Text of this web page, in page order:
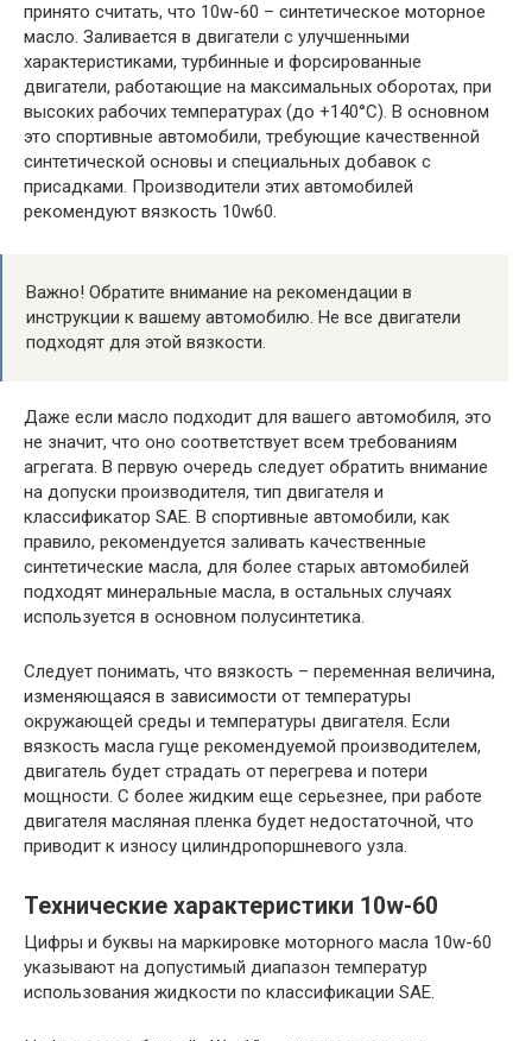
принято считать, что 10w-60 – синтетическое моторное
масло. Заливается в двигатели с улучшенными
характеристиками, турбинные и форсированные
двигатели, работающие на максимальных оборотах, при
высоких рабочих температурах (до +140°С). В основном
это спортивные автомобили, требующие качественной
синтетической основы и специальных добавок с
присадками. Производители этих автомобилей
рекомендуют вязкость 10w60.
Важно! Обратите внимание на рекомендации в
инструкции к вашему автомобилю. Не все двигатели
подходят для этой вязкости.
Даже если масло подходит для вашего автомобиля, это
не значит, что оно соответствует всем требованиям
агрегата. В первую очередь следует обратить внимание
на допуски производителя, тип двигателя и
классификатор SAE. В спортивные автомобили, как
правило, рекомендуется заливать качественные
синтетические масла, для более старых автомобилей
подходят минеральные масла, в остальных случаях
используется в основном полусинтетика.
Следует понимать, что вязкость – переменная величина,
изменяющаяся в зависимости от температуры
окружающей среды и температуры двигателя. Если
вязкость масла гуще рекомендуемой производителем,
двигатель будет страдать от перегрева и потери
мощности. С более жидким еще серьезнее, при работе
двигателя масляная пленка будет недостаточной, что
приводит к износу цилиндропоршневого узла.
Технические характеристики 10w-60
Цифры и буквы на маркировке моторного масла 10w-60
указывают на допустимый диапазон температур
использования жидкости по классификации SAE.